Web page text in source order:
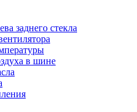
заднего стекла
в шине